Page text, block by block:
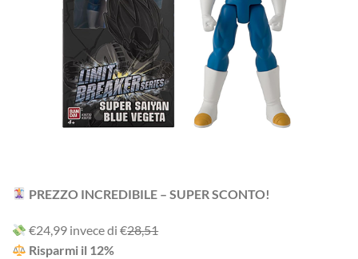
PREZZO INCREDIBILE – SUPER SCONTO!
‎€24,99 i‎nv‎ec‎e ‎di‎ €28,51
R‎is‎pa‎rm‎i ‎il‎ 12%